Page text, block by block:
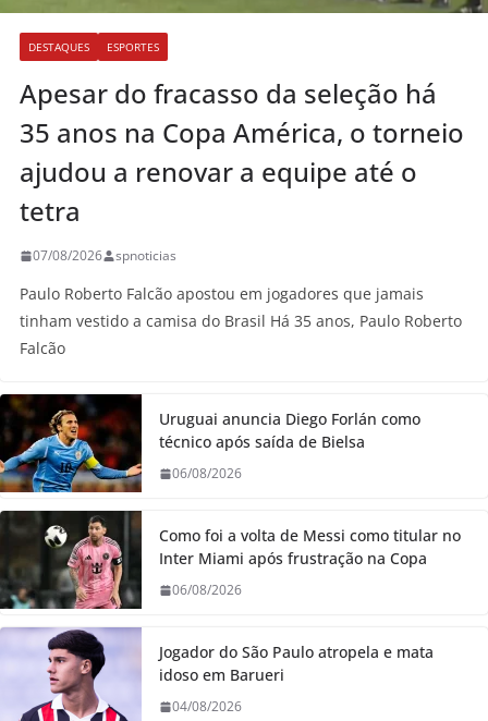
DESTAQUES ESPORTES
Apesar do fracasso da seleção há
35 anos na Copa América, o torneio
ajudou a renovar a equipe até o
tetra
07/08/2026 spnoticias
Paulo Roberto Falcão apostou em jogadores que jamais
tinham vestido a camisa do Brasil Há 35 anos, Paulo Roberto
Falcão
Uruguai anuncia Diego Forlán como
técnico após saída de Bielsa
06/08/2026
Como foi a volta de Messi como titular no
Inter Miami após frustração na Copa
06/08/2026
Jogador do São Paulo atropela e mata
idoso em Barueri
04/08/2026